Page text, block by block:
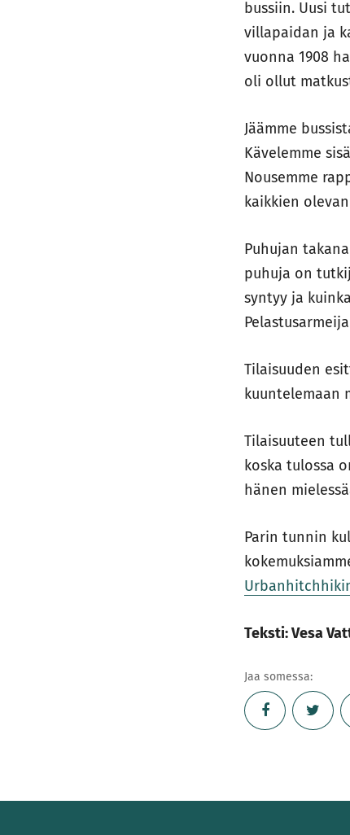
bussiin. Uusi
villapaidan ja
vuonna 1908
oli ollut
Jäämme
Kävelemme
Nousemme
kaikkien
Puhujan
puhuja on
syntyy ja
Tilaisuuden
kuuntelemaan
Tilaisuuteen
koska tulossa
hänen
Parin tunnin
Teksti: Vesa
Jaa somessa: